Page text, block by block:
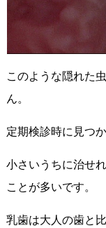
このような隠れた
ん。
定期検診時に見つ
小さいうちに治せ
ことが多いです。
乳歯は大人の歯と